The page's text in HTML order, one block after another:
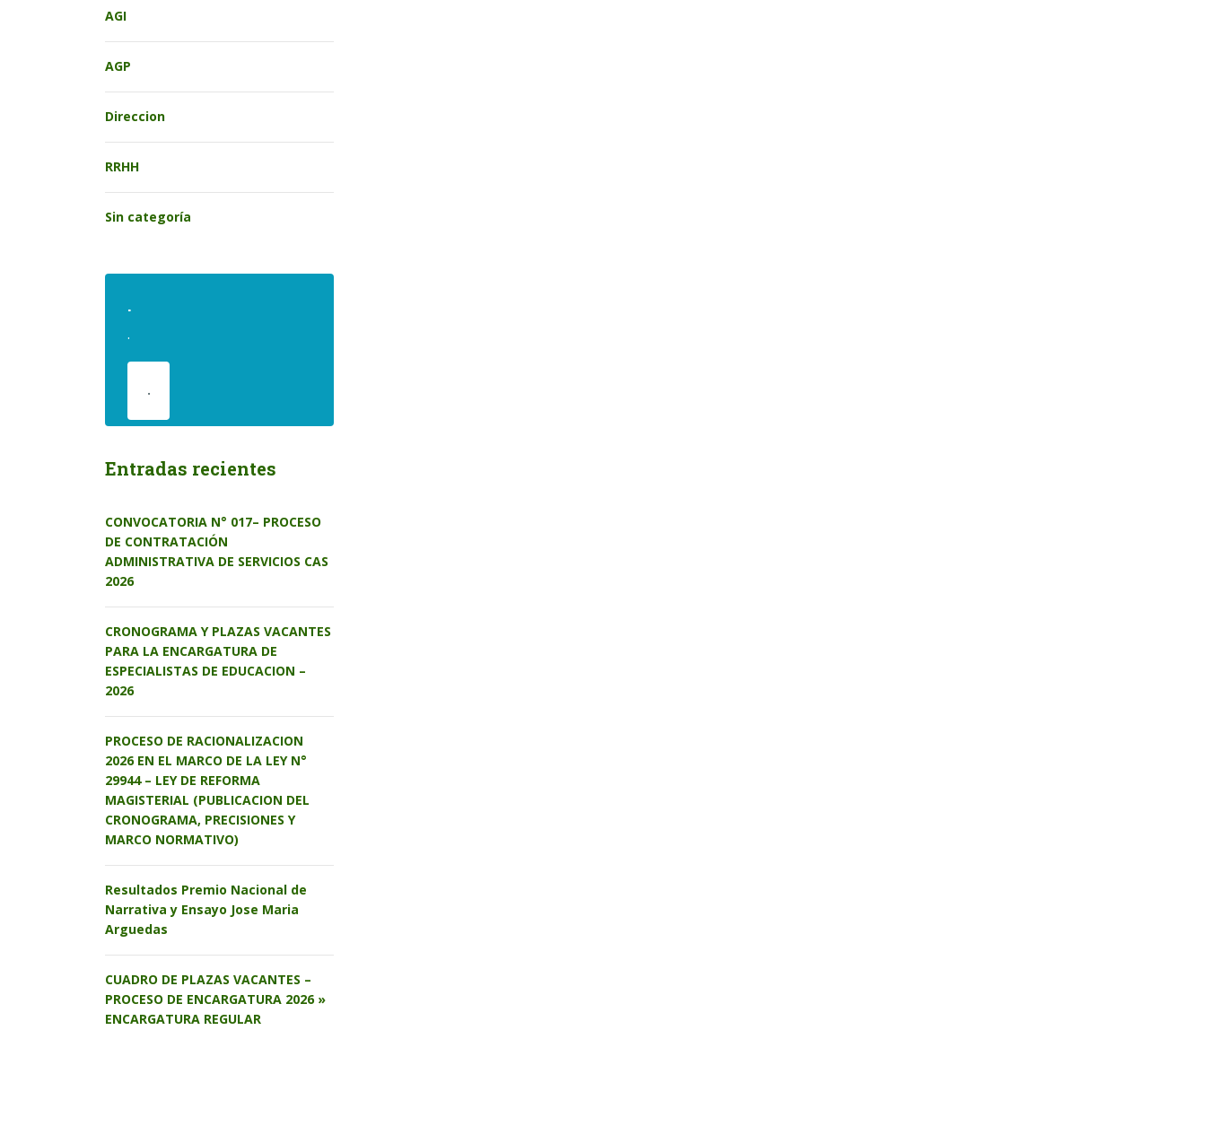
AGI
AGP
Direccion
RRHH
Sin categoría
.
.
.
Entradas recientes
CONVOCATORIA N° 017– PROCESO
DE CONTRATACIÓN
ADMINISTRATIVA DE SERVICIOS CAS
2026
CRONOGRAMA Y PLAZAS VACANTES
PARA LA ENCARGATURA DE
ESPECIALISTAS DE EDUCACION –
2026
PROCESO DE RACIONALIZACION
2026 EN EL MARCO DE LA LEY N°
29944 – LEY DE REFORMA
MAGISTERIAL (PUBLICACION DEL
CRONOGRAMA, PRECISIONES Y
MARCO NORMATIVO)
Resultados Premio Nacional de
Narrativa y Ensayo Jose Maria
Arguedas
CUADRO DE PLAZAS VACANTES –
PROCESO DE ENCARGATURA 2026 »
ENCARGATURA REGULAR